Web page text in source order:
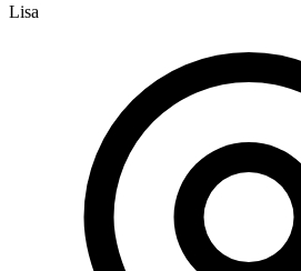
Lisa